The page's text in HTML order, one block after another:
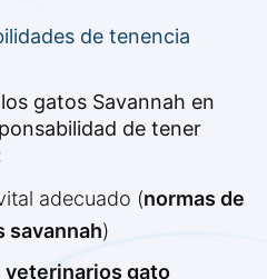
de tenencia
gatos Savannah en
de tener
adecuado (normas de
savannah)
veterinarios gato